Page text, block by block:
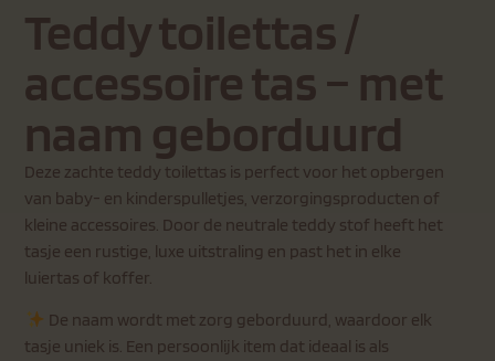
Teddy toilettas /
accessoire tas – met
naam geborduurd
Deze zachte teddy toilettas is perfect voor het opbergen
van baby- en kinderspulletjes, verzorgingsproducten of
kleine accessoires. Door de neutrale teddy stof heeft het
tasje een rustige, luxe uitstraling en past het in elke
luiertas of koffer.
De naam wordt met zorg geborduurd, waardoor elk
tasje uniek is. Een persoonlijk item dat ideaal is als